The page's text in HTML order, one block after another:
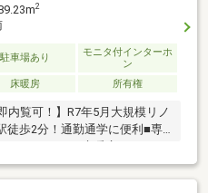
2
駐車場あり
モニタ付インターホ
ン
床暖房 所有権
内覧可！】R7年5月大規模リノ
徒歩2分！通勤通学に便利■専
ある2ＬＤＫ■床暖房やシステ
備仕様